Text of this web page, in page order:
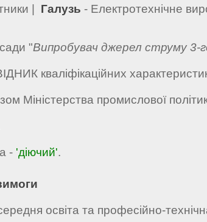
| Галузь - Електротехнічне
"Випробувач джерел струму 3-
кваліфікаційних
Міністерства промислової
- 'діючий'.
освіта та професійно-